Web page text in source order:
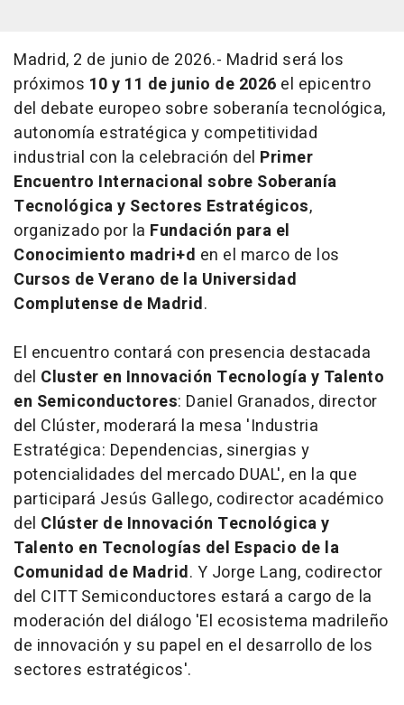
Madrid, 2 de junio de 2026.- Madrid será los
próximos 10 y 11 de junio de 2026 el epicentro
del debate europeo sobre soberanía tecnológica,
autonomía estratégica y competitividad
industrial con la celebración del Primer
Encuentro Internacional sobre Soberanía
Tecnológica y Sectores Estratégicos,
organizado por la Fundación para el
Conocimiento madri+d en el marco de los
Cursos de Verano de la Universidad
Complutense de Madrid.
El encuentro contará con presencia destacada
del Cluster en Innovación Tecnología y Talento
en Semiconductores: Daniel Granados, director
del Clúster, moderará la mesa 'Industria
Estratégica: Dependencias, sinergias y
potencialidades del mercado DUAL', en la que
participará Jesús Gallego, codirector académico
del Clúster de Innovación Tecnológica y
Talento en Tecnologías del Espacio de la
Comunidad de Madrid. Y Jorge Lang, codirector
del CITT Semiconductores estará a cargo de la
moderación del diálogo 'El ecosistema madrileño
de innovación y su papel en el desarrollo de los
sectores estratégicos'.